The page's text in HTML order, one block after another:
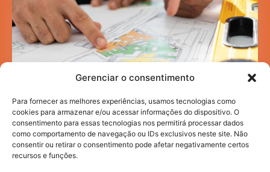
Gerenciar o consentimento
Para fornecer as melhores experiências, usamos tecnologias como
cookies para armazenar e/ou acessar informações do dispositivo. O
consentimento para essas tecnologias nos permitirá processar dados
como comportamento de navegação ou IDs exclusivos neste site. Não
consentir ou retirar o consentimento pode afetar negativamente certos
recursos e funções.
Mobilidade acadêmica: como a infraestrutura
urbana impacta sua rotina de estudos
HI NEWS JULHO 30, 2026